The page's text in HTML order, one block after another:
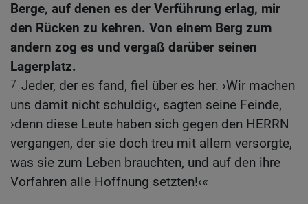
Berge, auf denen es der Verführung erlag, mir
den Rücken zu kehren. Von einem Berg zum
andern zog es und vergaß darüber seinen
Lagerplatz.
7 Jeder, der es fand, fiel über es her. ›Wir machen
uns damit nicht schuldig‹, sagten seine Feinde,
›denn diese Leute haben sich gegen den HERRN
vergangen, der sie doch treu mit allem versorgte,
was sie zum Leben brauchten, und auf den ihre
Vorfahren alle Hoffnung setzten!‹«